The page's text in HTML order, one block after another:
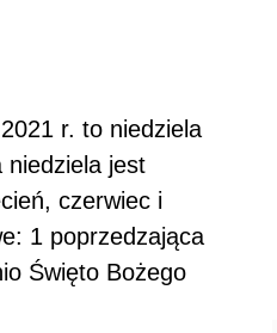
r. to niedziela
niedziela jest
czerwiec i
1 poprzedzająca
Święto Bożego